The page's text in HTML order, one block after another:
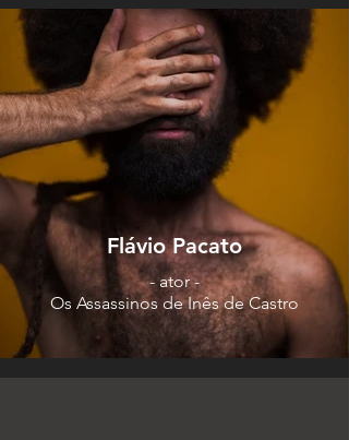
Flávio Pacato
- ator -
Os Assassinos de Inês de Castro